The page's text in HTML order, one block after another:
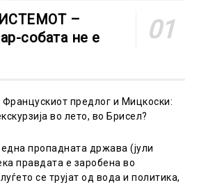
–
собата не е
предлог и Мицкоски:
во лето, во Брисел?
пропадната држава (јули
правдата е заробена во
се трујат од вода и политика,